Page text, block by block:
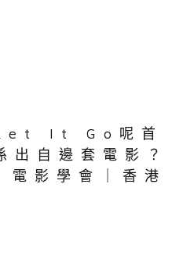
Let It Go呢首
出自邊套電影？
影學會｜香港